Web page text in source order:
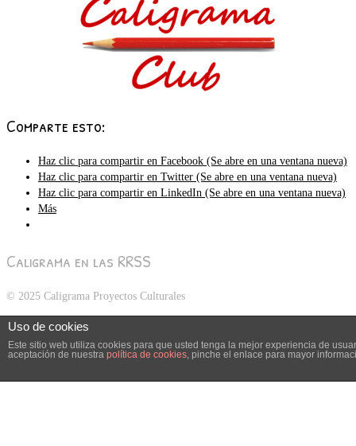
Comparte esto:
Haz clic para compartir en Facebook (Se abre en una ventana nueva)
Haz clic para compartir en Twitter (Se abre en una ventana nueva)
Haz clic para compartir en LinkedIn (Se abre en una ventana nueva)
Más
Caligrama en las RRSS
© 2025 Caligrama Proyectos Culturales
Uso de cookies
Este sitio web utiliza cookies para que usted tenga la mejor experiencia de
aceptación de nuestra política de cookies, pinche el enlace para mayor